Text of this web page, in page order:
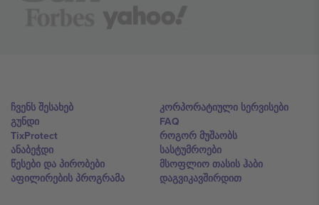
ჩვენს შესახებ
გუნდი
TixProtect
ანაბეჭდი
წესები და პირობები
აფილირების პროგრამა
კორპორატიული სერვისები
FAQ
როგორ მუშაობს
სასტუმროები
მსოფლიო თასის ჰაბი
დაგვიკავშირდით